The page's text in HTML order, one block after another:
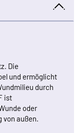
Die
und ermöglicht
durch
ist
oder
von außen.